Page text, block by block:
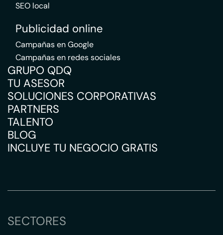
SEO local
Publicidad online
Campañas en Google
Campañas en redes sociales
GRUPO QDQ
TU ASESOR
SOLUCIONES CORPORATIVAS
PARTNERS
TALENTO
BLOG
INCLUYE TU NEGOCIO GRATIS
SECTORES